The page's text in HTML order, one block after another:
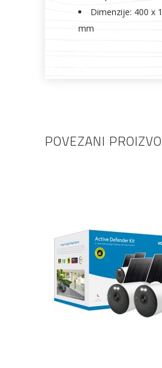
Dimenzije: 400 x
mm
POVEZANI
DODAJ U